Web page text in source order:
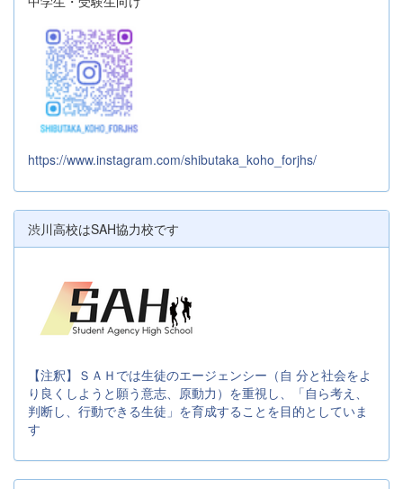
https://www.instagram.com/shibutaka_koho_forjhs/
渋川高校はSAH協力校です
【注釈】ＳＡＨでは生徒のエージェンシー（自 分と社会をよ
り良くしようと願う意志、原動力）を重視し、「自ら考え、
判断し、行動できる生徒」を育成することを目的としていま
す